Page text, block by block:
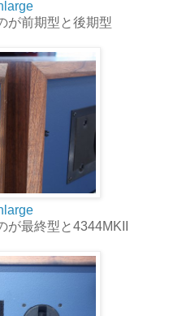
が前期型と後期型
最終型と4344MKII